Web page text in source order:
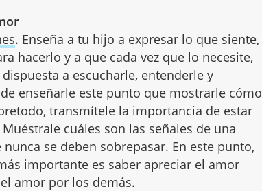
. Enseña a tu hijo a expresar lo que siente,
hacerlo y a que cada vez que lo necesite,
a escucharle, entenderle y
enseñarle este punto que mostrarle cómo
transmítele la importancia de estar
cuáles son las señales de una
se deben sobrepasar. En este punto,
importante es saber apreciar el amor
amor por los demás.